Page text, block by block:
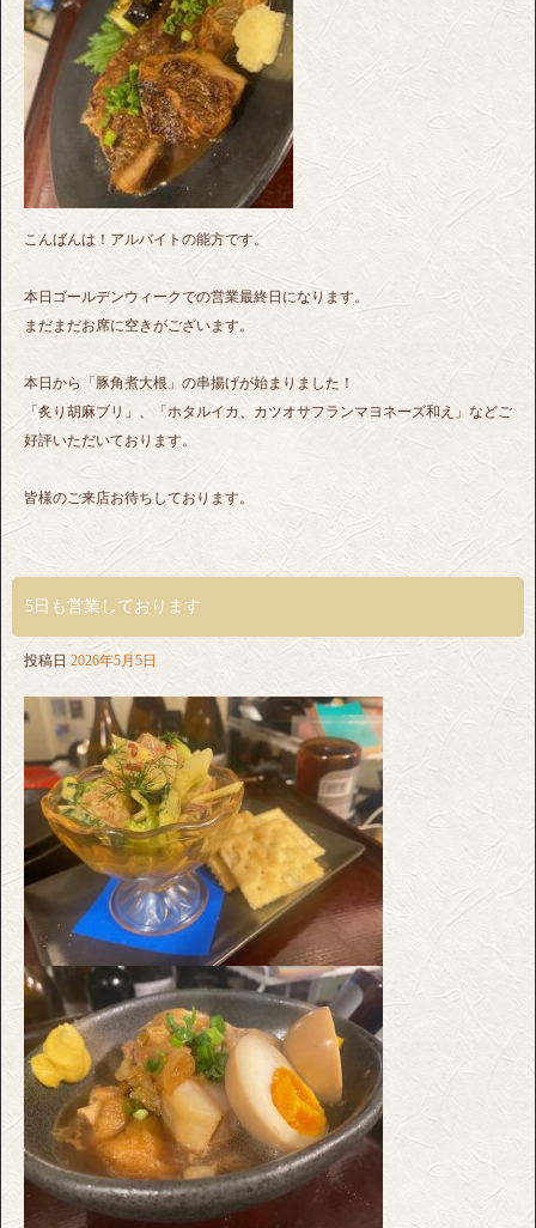
こんばんは！アルバイトの能方です。
本日ゴールデンウィークでの営業最終日になります。
まだまだお席に空きがございます。
本日から「豚角煮大根」の串揚げが始まりました！
「炙り胡麻ブリ」、「ホタルイカ、カツオサフランマヨネーズ和え」などご
好評いただいております。
皆様のご来店お待ちしております。
5日も営業しております
投稿日 2026年5月5日